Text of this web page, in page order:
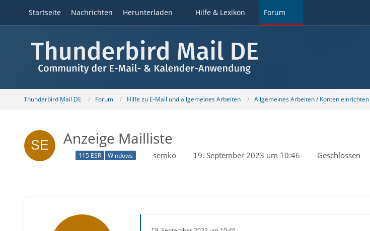
Startseite Nachrichten Herunterladen Hilfe & Lexikon Forum
Thunderbird Mail DE Forum Hilfe zu E-Mail und allgemeines Arbeiten Allgemeines Arbeiten / Konten
Anzeige Mailliste
115 ESR Windows semko 19. September 2023 um 10:46 Geschlossen